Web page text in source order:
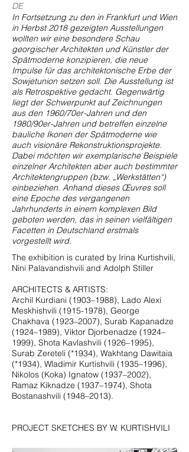
DE
In Fortsetzung zu den in Frankfurt und Wien
in Herbst 2018 gezeigten Ausstellungen
wollten wir eine besondere Schau
georgischer Architekten und Künstler der
Spätmoderne konzipieren, die neue
Impulse für das architektonische Erbe der
Sowjetunion setzen soll. Die Ausstellung ist
als Retrospektive gedacht. Gegenwärtig
liegt der Schwerpunkt auf Zeichnungen
aus den 1960/70er-Jahren und den
1980/90er-Jahren und betreffen einzelne
bauliche Ikonen der Spätmoderne wie
auch visionäre Rekonstruktionsprojekte.
Dabei möchten wir exemplarische Beispiele
einzelner Architekten aber auch bestimmter
Architektengruppen (bzw. „Werkstätten“)
einbeziehen. Anhand dieses Œuvres soll
eine Epoche des vergangenen
Jahrhunderts in einem komplexen Bild
geboten werden, das in seinen vielfältigen
Facetten in Deutschland erstmals
vorgestellt wird.
The exhibition is curated by Irina Kurtishvili,
Nini Palavandishvili and Adolph Stiller
ARCHITECTS & ARTISTS:
Archil Kurdiani (1903–1988), Lado Alexi
Meskhishvili (1915-1978), George
Chakhava (1923–2007), Surab Kapanadze
(1924–1989), Viktor Djorbenadze (1924–
1999), Shota Kavlashvili (1926–1995),
Surab Zereteli (*1934), Wakhtang Dawitaia
(*1934), Wladimir Kurtishvili (1935–1996),
Nikolos (Koka) Ignatow (1937–2002),
Ramaz Kiknadze (1937–1974), Shota
Bostanashvili (1948–2013).
PROJECT SKETCHES BY W. KURTISHVILI